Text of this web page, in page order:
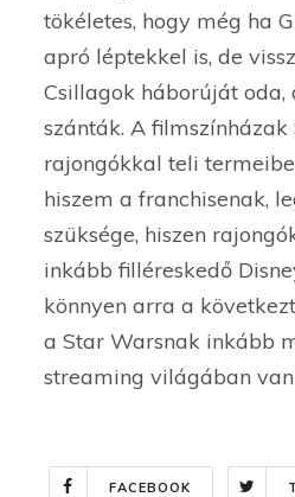
tökéletes, hogy még ha
apró léptekkel is, de
Csillagok háborúját oda,
szánták. A
rajongókkal teli
hiszem a franchisenak,
szüksége, hiszen
inkább filléreskedő
könnyen arra a
a Star Warsnak inkább
streaming világában
FACEBOOK